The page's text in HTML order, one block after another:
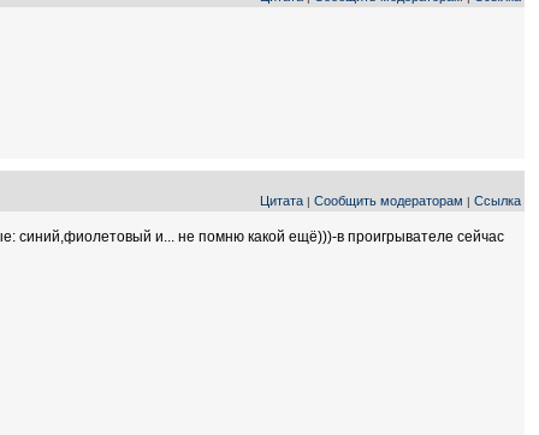
Цитата | Сообщить модераторам | Ссылка
синий,фиолетовый и... не помню какой ещё)))-в проигрывателе сейчас